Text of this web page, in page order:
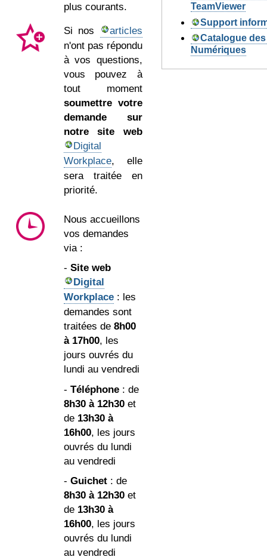
TeamViewer
Support
Catalogue
Numériques
plus courants.
Si nos
articles
n'ont pas répondu
à vos questions,
vous pouvez à
tout moment
soumettre votre
demande sur
notre site web
Digital
Workplace, elle
sera traitée en
priorité.
Nous accueillons
vos demandes
via :
- Site web
Digital
Workplace: les
demandes sont
traitées de 8h00
à 17h00, les
jours ouvrés du
lundi au vendredi
- Téléphone : de
8h30 à 12h30 et
de13h30 à
16h00, les jours
ouvrés du lundi
au vendredi
- Guichet: de
8h30 à 12h30 et
de13h30 à
16h00, les jours
ouvrés du lundi
au vendredi